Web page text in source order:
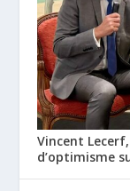
Vincent
d’optimisme